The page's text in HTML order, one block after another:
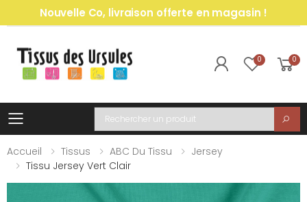
Nouvelle Co, livraison offerte en magasin !
0 0
Toggle mobile menu
Recherche
Accueil
Tissus ABC Du Tissu
Jersey
Tissu Jersey Vert Clair